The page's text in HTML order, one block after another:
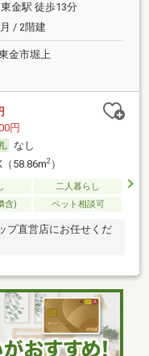
金駅 徒歩13分
/ 2階建
金市堀上
円
なし
58.86m2）
二人暮らし
含) ペット相談可
プ直営店にお任せくだ